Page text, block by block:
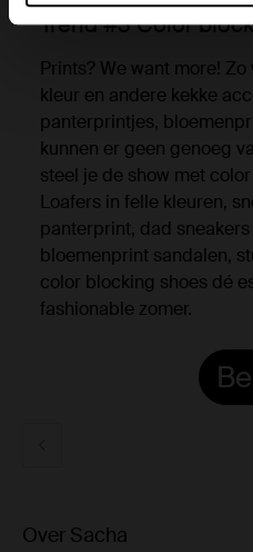
Trend #3 Color
Prints? We want more!
kleur en andere kekke
panterprintjes,
kunnen er geen genoeg
steel je de show met
Loafers in felle kleuren,
panterprint, dad
bloemenprint sandalen,
color blocking shoes dé
fashionable zomer.
Over Sacha